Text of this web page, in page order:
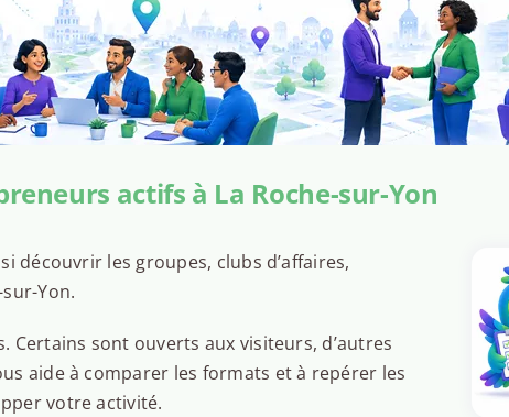
actifs à La Roche-sur-Yon
découvrir les groupes, clubs d’affaires,
Yon.
Certains sont ouverts aux visiteurs, d’autres
aide à comparer les formats et à repérer les
votre activité.